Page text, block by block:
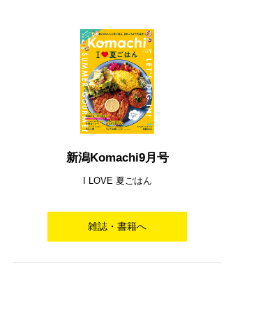
新潟Komachi9月号
I LOVE 夏ごはん
雑誌・書籍へ